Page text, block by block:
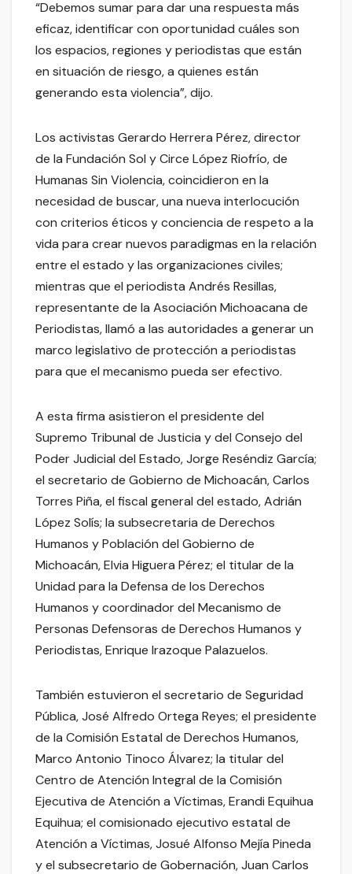
“Debemos sumar para dar una respuesta más
eficaz, identificar con oportunidad cuáles son
los espacios, regiones y periodistas que están
en situación de riesgo, a quienes están
generando esta violencia”, dijo.
Los activistas Gerardo Herrera Pérez, director
de la Fundación Sol y Circe López Riofrío, de
Humanas Sin Violencia, coincidieron en la
necesidad de buscar, una nueva interlocución
con criterios éticos y conciencia de respeto a la
vida para crear nuevos paradigmas en la relación
entre el estado y las organizaciones civiles;
mientras que el periodista Andrés Resillas,
representante de la Asociación Michoacana de
Periodistas, llamó a las autoridades a generar un
marco legislativo de protección a periodistas
para que el mecanismo pueda ser efectivo.
A esta firma asistieron el presidente del
Supremo Tribunal de Justicia y del Consejo del
Poder Judicial del Estado, Jorge Reséndiz García;
el secretario de Gobierno de Michoacán, Carlos
Torres Piña, el fiscal general del estado, Adrián
López Solís; la subsecretaria de Derechos
Humanos y Población del Gobierno de
Michoacán, Elvia Higuera Pérez; el titular de la
Unidad para la Defensa de los Derechos
Humanos y coordinador del Mecanismo de
Personas Defensoras de Derechos Humanos y
Periodistas, Enrique Irazoque Palazuelos.
También estuvieron el secretario de Seguridad
Pública, José Alfredo Ortega Reyes; el presidente
de la Comisión Estatal de Derechos Humanos,
Marco Antonio Tinoco Álvarez; la titular del
Centro de Atención Integral de la Comisión
Ejecutiva de Atención a Víctimas, Erandi Equihua
Equihua; el comisionado ejecutivo estatal de
Atención a Víctimas, Josué Alfonso Mejía Pineda
y el subsecretario de Gobernación, Juan Carlos